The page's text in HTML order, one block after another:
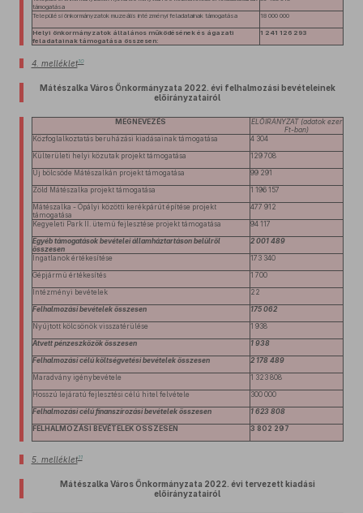
támogatása
Települési önkormányzatok muzeális intézményi feladatainak támogatása 18 000 000
Helyi önkormányzatok általános működésének és ágazati
feladatainak támogatása összesen:
1 241 126 293
4. melléklet10
Mátészalka Város Önkormányzata 2022. évi felhalmozási bevételeinek
előirányzatairól
MEGNEVEZÉS
ELŐIRÁNYZAT (adatok ezer
Ft-ban)
Közfoglalkoztatás beruházási kiadásainak támogatása
4 304
Külterületi helyi közutak projekt támogatása 129 708
Új bölcsőde Mátészalkán projekt támogatása 99 291
Zöld Mátészalka projekt támogatása 1 196 157
Mátészalka - Ópályi közötti kerékpárút építése projekt
támogatása
477 912
Kegyeleti Park II. ütemű fejlesztése projekt támogatása 94 117
Egyéb támogatások bevételei államháztartáson belülről
összesen
2 001 489
Ingatlanok értékesítése 173 340
Gépjármű értékesítés 1 700
Intézményi bevételek 22
Felhalmozási bevételek összesen 175 062
Nyújtott kölcsönök visszatérülése 1 938
Átvett pénzeszközök összesen 1 938
Felhalmozási célú költségvetési bevételek összesen 2 178 489
Maradvány igénybevétele 1 323 808
Hosszú lejáratú fejlesztési célú hitel felvétele 300 000
Felhalmozási célú finanszírozási bevételek összesen 1 623 808
FELHALMOZÁSI BEVÉTELEK ÖSSZESEN 3 802 297
5. melléklet11
Mátészalka Város Önkormányzata 2022. évi tervezett kiadási
előirányzatairól